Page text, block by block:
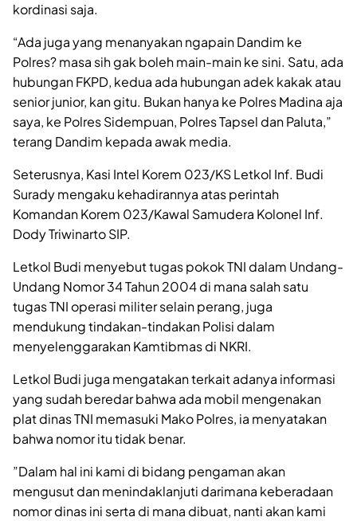
kordinasi saja.
“Ada juga yang menanyakan ngapain Dandim ke
Polres? masa sih gak boleh main-main ke sini. Satu, ada
hubungan FKPD, kedua ada hubungan adek kakak atau
senior junior, kan gitu. Bukan hanya ke Polres Madina aja
saya, ke Polres Sidempuan, Polres Tapsel dan Paluta,”
terang Dandim kepada awak media.
Seterusnya, Kasi Intel Korem 023/KS Letkol Inf. Budi
Surady mengaku kehadirannya atas perintah
Komandan Korem 023/Kawal Samudera Kolonel Inf.
Dody Triwinarto SIP.
Letkol Budi menyebut tugas pokok TNI dalam Undang-
Undang Nomor 34 Tahun 2004 di mana salah satu
tugas TNI operasi militer selain perang, juga
mendukung tindakan-tindakan Polisi dalam
menyelenggarakan Kamtibmas di NKRI.
Letkol Budi juga mengatakan terkait adanya informasi
yang sudah beredar bahwa ada mobil mengenakan
plat dinas TNI memasuki Mako Polres, ia menyatakan
bahwa nomor itu tidak benar.
”Dalam hal ini kami di bidang pengaman akan
mengusut dan menindaklanjuti darimana keberadaan
nomor dinas ini serta di mana dibuat, nanti akan kami